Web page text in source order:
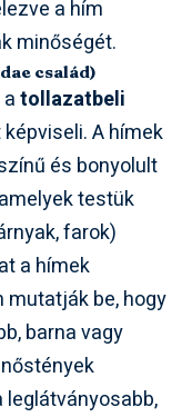
a hím
minőségét.
család)
tollazatbeli
A hímek
és bonyolult
testük
farok)
a hímek
mutatják be, hogy
barna vagy
leglátványosabb,